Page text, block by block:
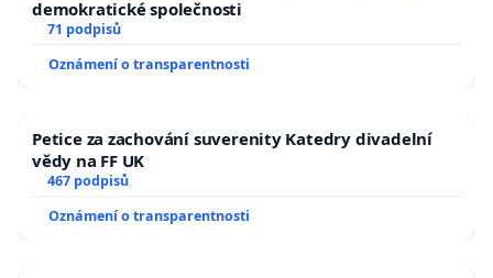
demokratické společnosti
71 podpisů
Oznámení o transparentnosti
Petice za zachování suverenity Katedry divadelní
vědy na FF UK
467 podpisů
Oznámení o transparentnosti